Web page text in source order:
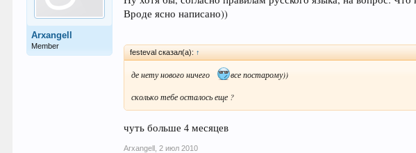
Arxangell
Member
Вроде ясно написано))
festeval сказал(а): ↑
де нету нового ничего
все постарому))
сколько тебе осталось еще ?
чуть больше 4 месяцев
Arxangell 2 июл 2010